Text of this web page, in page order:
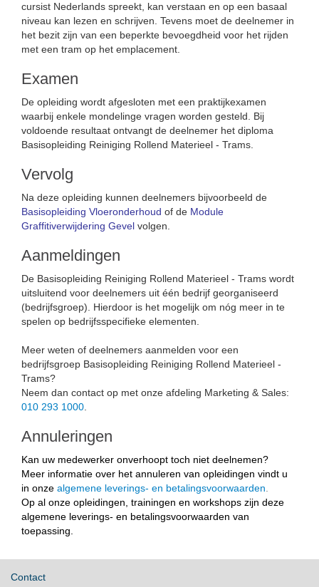
cursist Nederlands spreekt, kan verstaan en op een basaal
niveau kan lezen en schrijven. Tevens moet de deelnemer in
het bezit zijn van een beperkte bevoegdheid voor het rijden
met een tram op het emplacement.
Examen
De opleiding wordt afgesloten met een praktijkexamen
waarbij enkele mondelinge vragen worden gesteld. Bij
voldoende resultaat ontvangt de deelnemer het diploma
Basisopleiding Reiniging Rollend Materieel - Trams.
Vervolg
Na deze opleiding kunnen deelnemers bijvoorbeeld de
Basisopleiding Vloeronderhoud of de Module
Graffitiverwijdering Gevel volgen.
Aanmeldingen
De Basisopleiding Reiniging Rollend Materieel - Trams wordt
uitsluitend voor deelnemers uit één bedrijf georganiseerd
(bedrijfsgroep). Hierdoor is het mogelijk om nóg meer in te
spelen op bedrijfsspecifieke elementen.
Meer weten of deelnemers aanmelden voor een
bedrijfsgroep Basisopleiding Reiniging Rollend Materieel -
Trams?
Neem dan contact op met onze afdeling Marketing & Sales:
010 293 1000
Annuleringen
Kan uw medewerker onverhoopt toch niet deelnemen?
Meer informatie over het annuleren van opleidingen vindt u
in onze algemene leverings- en betalingsvoorwaarden
Op al onze opleidingen, trainingen en workshops zijn deze
algemene leverings- en betalingsvoorwaarden van
toepassing.
Contact